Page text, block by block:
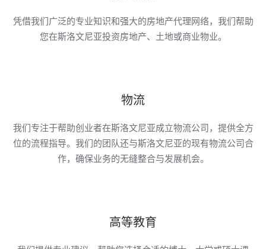
凭借我们广泛的专业知识和强大的房地产代理网络，我们帮助
您在斯洛文尼亚投资房地产、土地或商业物业。
物流
我们专注于帮助创业者在斯洛文尼亚成立物流公司，提供全方
位的流程指导。我们的团队还与斯洛文尼亚的现有物流公司合
作，确保业务的无缝整合与发展机会。
高等教育